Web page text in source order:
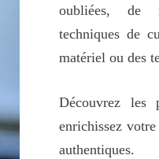
oubliées, de
techniques de
matériel ou des
Découvrez les
enrichissez
authentiques.